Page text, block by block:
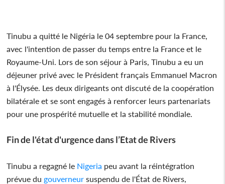
Tinubu a quitté le Nigéria le 04 septembre pour la France,
avec l'intention de passer du temps entre la France et le
Royaume-Uni. Lors de son séjour à Paris, Tinubu a eu un
déjeuner privé avec le Président français Emmanuel Macron
à l'Élysée. Les deux dirigeants ont discuté de la coopération
bilatérale et se sont engagés à renforcer leurs partenariats
pour une prospérité mutuelle et la stabilité mondiale.
Fin de l'état d'urgence dans l’Etat de Rivers
Tinubu a regagné le Nigeria peu avant la réintégration
prévue du gouverneur suspendu de l'État de Rivers,